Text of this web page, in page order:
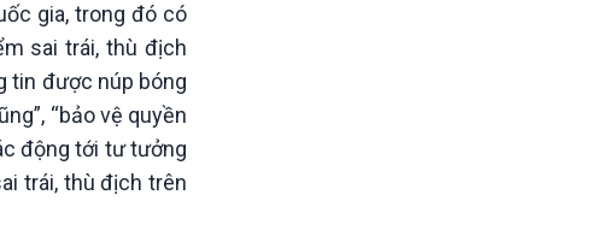
gia, trong đó có
sai trái, thù địch
tin được núp bóng
“bảo vệ quyền
động tới tư tưởng
trái, thù địch trên